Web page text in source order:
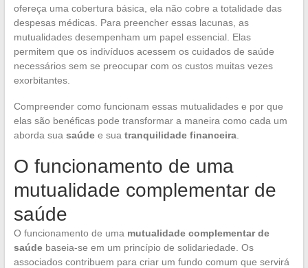
ofereça uma cobertura básica, ela não cobre a totalidade das
despesas médicas. Para preencher essas lacunas, as
mutualidades desempenham um papel essencial. Elas
permitem que os indivíduos acessem os cuidados de saúde
necessários sem se preocupar com os custos muitas vezes
exorbitantes.
Compreender como funcionam essas mutualidades e por que
elas são benéficas pode transformar a maneira como cada um
aborda sua saúdee sua tranquilidade financeira.
O funcionamento de uma
mutualidade complementar de
saúde
O funcionamento de uma mutualidade complementar de
saúdebaseia-se em um princípio de solidariedade. Os
associados contribuem para criar um fundo comum que servirá